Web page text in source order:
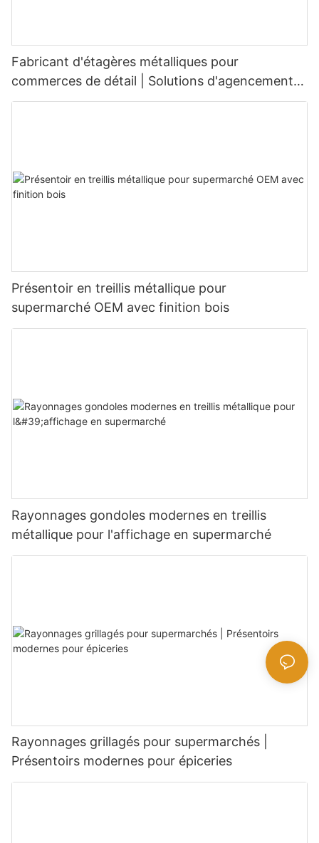
Fabricant d'étagères métalliques pour
commerces de détail | Solutions d'agencement
sur mesure
Présentoir en treillis métallique pour
supermarché OEM avec finition bois
Rayonnages gondoles modernes en treillis
métallique pour l'affichage en supermarché
Rayonnages grillagés pour supermarchés |
Présentoirs modernes pour épiceries